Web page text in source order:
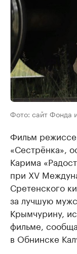
Фото: сайт Фонда
Фильм
«Сестрёнка»,
Карима
при XV
Сретенского
за лучшую
Крымчурину,
фильме,
в Обнинске